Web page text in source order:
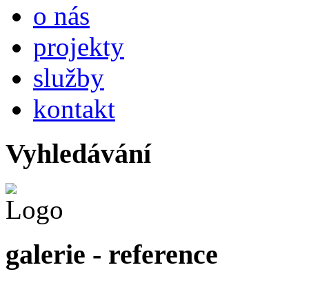
o nás
projekty
služby
kontakt
Vyhledávání
galerie - reference